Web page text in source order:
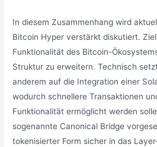
In diesem Zusammenhang wird
Bitcoin Hyper verstärkt diskutiert.
Funktionalität des Bitcoin-
Struktur zu erweitern. Technisch
anderem auf die Integration einer
wodurch schnellere Transaktionen
Funktionalität ermöglicht werden
sogenannte Canonical Bridge
tokenisierter Form sicher in das